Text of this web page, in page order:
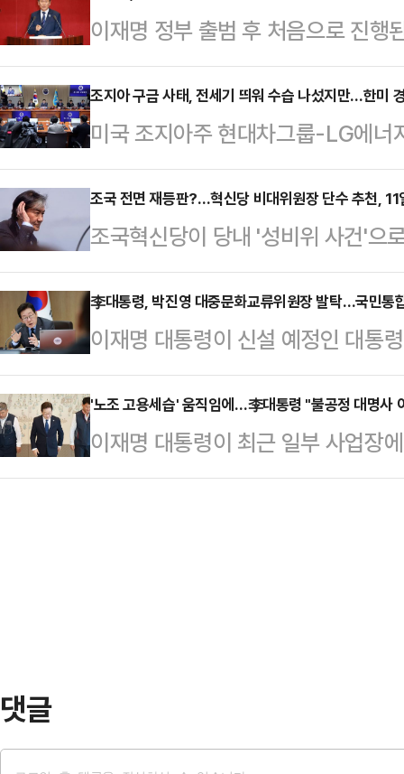
이재명 정부 출범 후 처음으로 진행
더불어민주당 대표가 장동혁 국민
시 '강공 모드'로 돌아왔다.정청래
대표 연설에서 '내란'을 26번이나
않았다.정 대표는 이날 국민의힘을
면, 위헌정당 해산 심판의 대상이
전날 이재명 대통령이 용산 대통령
동혁 대…
조지아 구금 사태, 전세기 띄워 수습 나섰지만…한미
미국 조지아주 현대차그룹-LG에
명의 우리 근로자가 구금된 사태와
는 10일 현지로 출발할 예정이다.
만, 이번 사태는 국민 보호 체계와
시에 한미 경제·외교 현안을 다시
통령이 외국 기업에 이민법 준수를
명령으로 문서화한 가운데 우리나
교차하고 있다.9일 정치…
조국 전면 재등판?…혁신당 비대위원장 단수 추천, 11
조국혁신당이 당내 '성비위 사건'으
비상대책위원장으로 조국 혁신정
혁신당 원내대표는 9일 오후 국회
원 다수는 조국혁신당 비대위원장
천하기로 했다"며 이같이 밝혔다.
모아 신뢰를 회복하고 혁신을 실현
다"고 했다.이날 의원총회에는 건
대행을 제외한 대부분의…
李대통령, 박진영 대중문화교류위원장 발탁…국민통
이재명 대통령이 신설 예정인 대통
최희영 문화체육관광부 장관과 함
서를 내정했다.강훈식 대통령 비서
같은 인선을 발표했다.강훈식 비서
가수 중 한명으로 K팝의 세계화를
'노조 고용세습' 움직임에…李대통령 "불공정 대명사
이재명 대통령이 최근 일부 사업장
부여할지를 두고 논란이 불거진 것
댓글